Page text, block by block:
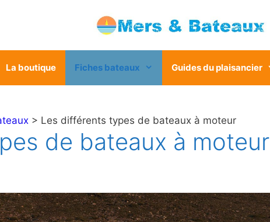
La boutique Fiches bateaux Guides du plaisancier
> Les différents types de bateaux à moteur
de bateaux à moteur